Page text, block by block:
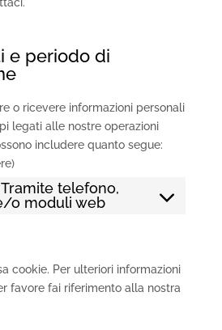
e periodo di
o ricevere informazioni personali
legati alle nostre operazioni
includere quanto segue:
telefono,
o moduli web
cookie. Per ulteriori informazioni
favore fai riferimento alla nostra